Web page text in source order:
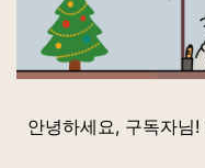
안녕하세요, 구독자님!